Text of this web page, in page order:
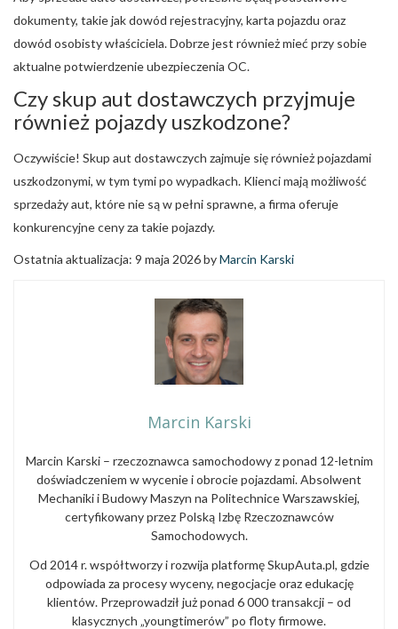
dokumenty, takie jak dowód rejestracyjny, karta pojazdu oraz
dowód osobisty właściciela. Dobrze jest również mieć przy sobie
aktualne potwierdzenie ubezpieczenia OC.
Czy skup aut dostawczych przyjmuje
również pojazdy uszkodzone?
Oczywiście! Skup aut dostawczych zajmuje się również pojazdami
uszkodzonymi, w tym tymi po wypadkach. Klienci mają możliwość
sprzedaży aut, które nie są w pełni sprawne, a firma oferuje
konkurencyjne ceny za takie pojazdy.
Ostatnia aktualizacja: 9 maja 2026 byMarcin Karski
Marcin Karski
Marcin Karski – rzeczoznawca samochodowy z ponad 12-letnim
doświadczeniem w wycenie i obrocie pojazdami. Absolwent
Mechaniki i Budowy Maszyn na Politechnice Warszawskiej,
certyfikowany przez Polską Izbę Rzeczoznawców
Samochodowych.
Od 2014 r. współtworzy i rozwija platformę SkupAuta.pl, gdzie
odpowiada za procesy wyceny, negocjacje oraz edukację
klientów. Przeprowadził już ponad 6 000 transakcji – od
klasycznych „youngtimerów” po floty firmowe.